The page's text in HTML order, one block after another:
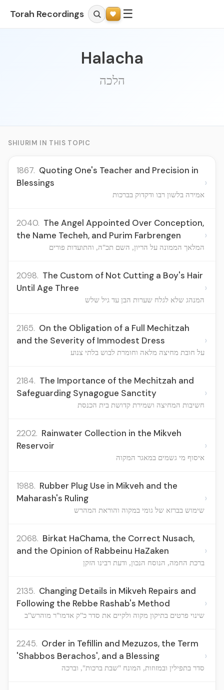
Torah Recordings ☰
Halacha
הלכה
SHIURIM IN THIS TOPIC
1867. Quoting One's Teacher and Precision in
Blessings
אמירה בלשון רבו ודקדוק בברכות
›
2040. The Angel Appointed Over Conception,
the Name Techeh, and Purim Farbrengen
המלאך הממונה על הריון, השם תכ"ה, והתועדות פורים
›
2098. The Custom of Not Cutting a Boy's Hair
Until Age Three
המנהג שלא לגלח שערות הבן עד גיל שלש
›
2165. On the Obligation of a Full Mechitzah
and the Severity of Immodest Dress
על חובת מחיצה מלאה וחומרת לבוש בלתי צנוע
›
2184. The Importance of the Mechitzah and
Safeguarding Synagogue Sanctity
חשיבות המחיצה ושמירת קדושת בית הכנסת
›
2202. Rainwater Collection in the Mikveh
Reservoir
איסוף מי גשמים במאגר המקוה
›
1988. Rubber Plug Use in Mikveh and the
Maharash's Ruling
שימוש בברזא של גומי במקוה והוראת המהרש
›
2068. Birkat HaChama, the Correct Nusach,
and the Opinion of Rabbeinu HaZaken
ברכת החמה, הנוסח הנכון, ודעת רבינו הזקן
›
2135. Changing Details in Mikveh Repairs and
Following the Rebbe Rashab's Method
שינוי פרטים בתיקון מקוה ולקיים את סדר כ"ק אדמו"ר מוהרש"ב
›
2245. Order in Tefillin and Mezuzos, the Term
'Shabbos Berachos', and a Blessing
סדר בתפילין ובמזוזות, המונח "שבת ברכות", וברכה
›